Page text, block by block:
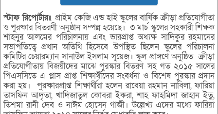
স্টাফ রিপোর্টার॥ প্রাইম কেজি এন্ড হাই স্কুলের বার্ষিক ক্রীড়া প্রতিযোগীতা
ও পুরষ্কার বিতরণী অনুষ্ঠান সম্পন্ন হয়েছে। ৩ মার্চ স্কুলের সহকারী শিক্ষক
শাহনুর আলমের পরিচালনায় এবং ভারপ্রাপ্ত অধ্যক্ষ সাদিকুর রহমানের
সভাপতিত্বে প্রধান অতিথি হিসেবে উপস্থিত ছিলেন স্কুলের পরিচালনা
কমিটির চেয়ারম্যান সানাউল ইসলাম সুয়েজ। স্কুল প্রাঙ্গণে অনুষ্ঠিত ক্রীড়া
প্রতিযোগীতায় বিজয়ীদের মাঝে পুরস্কার বিতরণ সহ গত ২০১৫ সালের
পিএসসিতে এ প্লাস প্রাপ্ত শিক্ষার্থীদের সংবর্ধনা ও বিশেষ পুরস্কার প্রদান
করা হয়। পুরষ্কারপ্রাপ্ত শিক্ষার্থীরা হলেন রাবেয়া রহমান নাবিলা, ফারিয়া
তাসফিন আদৃতা, খাদিজাতুল কোবরা ইকরা, শাহ ফাহমিদা জাহান ইতু,
তিশমা রানী দেব ও নাঈম হোসেন গাজী। উল্লেখ্য এদের মধ্যে ফারিয়া